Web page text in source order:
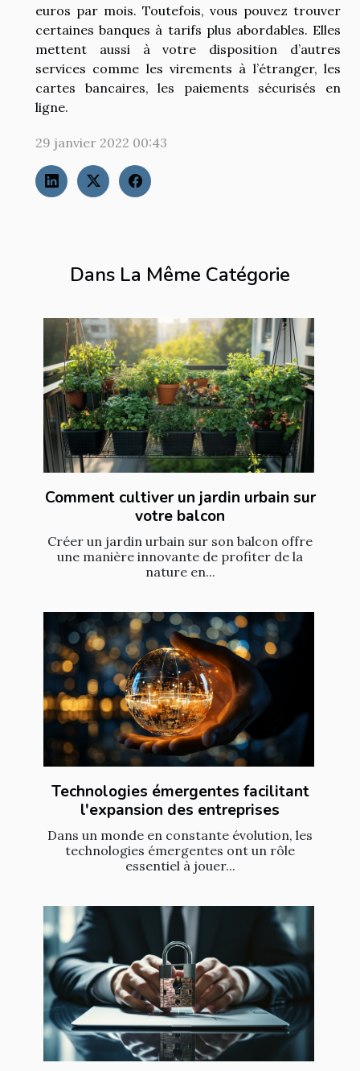
Dans La Même Catégorie
Comment cultiver un jardin urbain sur
votre balcon
Créer un jardin urbain sur son balcon offre
une manière innovante de profiter de la
nature en...
Technologies émergentes facilitant
l'expansion des entreprises
Dans un monde en constante évolution, les
technologies émergentes ont un rôle
essentiel à jouer...
euros par mois. Toutefois, vous pouvez trouver
certaines banques à tarifs plus abordables. Elles
mettent aussi à votre disposition d’autres
services comme les virements à l’étranger, les
cartes bancaires, les paiements sécurisés en
ligne.
29 janvier 2022 00:43